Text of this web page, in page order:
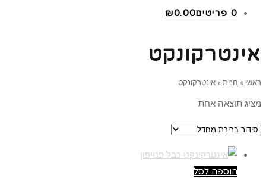
0 פריטים ₪0.00
אינטרקונקט
ראשי » חנות » אינטרקונקט
מציג תוצאה אחת
הוספה לסל